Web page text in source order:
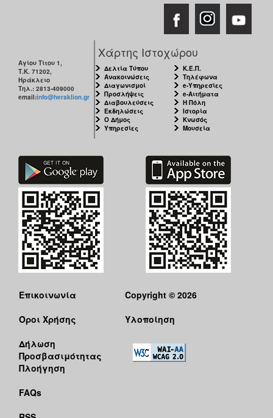
Αγίου Τίτου 1,
Τ.Κ. 71202,
Ηράκλειο
Τηλ.: 2813-409000
email:info@heraklion.gr
Χάρτης Ιστοχώρου
Δελτία Τύπου
Ανακοινώσεις
Διαγωνισμοί
Προσλήψεις
Διαβουλεύσεις
Εκδηλώσεις
Ο Δήμος
Υπηρεσίες
Κ.Ε.Π.
Τηλέφωνα
e-Υπηρεσίες
e-Αιτήματα
Η Πόλη
Ιστορία
Κνωσός
Μουσεία
Επικοινωνία
Όροι Χρήσης
Δήλωση
Προσβασιμότητας
Πλοήγηση
FAQs
Copyright © 2026
Υλοποίηση